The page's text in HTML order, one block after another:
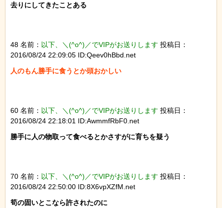
去りにしてきたことある
48 名前： 以下、＼(^o^)／でVIPがお送りします 投稿日：
2016/08/24 22:09:05 ID:Qeev0hBbd.net
人のもん勝手に食うとか頭おかしい
60 名前： 以下、＼(^o^)／でVIPがお送りします 投稿日：
2016/08/24 22:18:01 ID:AwmmfRbF0.net
勝手に人の物取って食べるとかさすがに育ちを疑う
70 名前： 以下、＼(^o^)／でVIPがお送りします 投稿日：
2016/08/24 22:50:00 ID:8X6vpXZfM.net
筍の固いとこなら許されたのに